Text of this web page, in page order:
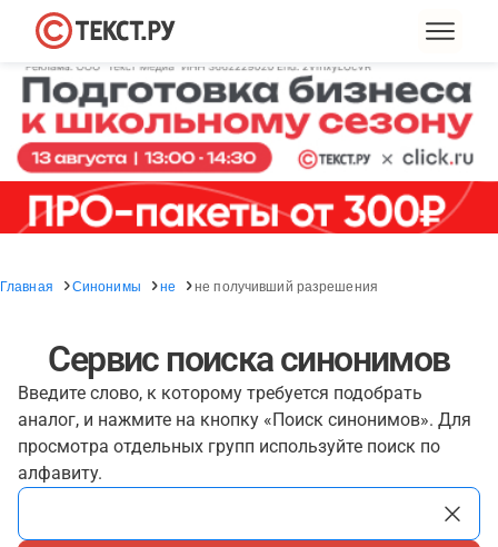
Главная Синонимы не не получивший разрешения
Сервис поиска синонимов
Введите слово, к которому требуется подобрать
аналог, и нажмите на кнопку «Поиск синонимов». Для
просмотра отдельных групп используйте поиск по
алфавиту.